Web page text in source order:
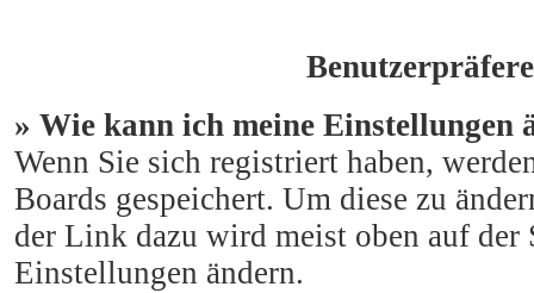
» Wie kann ich meine Einstellungen
Wenn Sie sich registriert haben,
Boards gespeichert. Um diese zu
der Link dazu wird meist oben auf
Einstellungen ändern.